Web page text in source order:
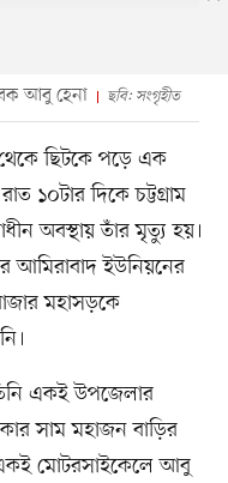
আবু হেনা ছবি: সংগৃহীত
থেকে ছিটকে পড়ে এক
১০টার দিকে চট্টগ্রাম
অবস্থায় তাঁর মৃত্যু হয়।
ইউনিয়নের
মহাসড়কে
একই উপজেলার
সাম মহাজন বাড়ির
মোটরসাইকেলে আবু